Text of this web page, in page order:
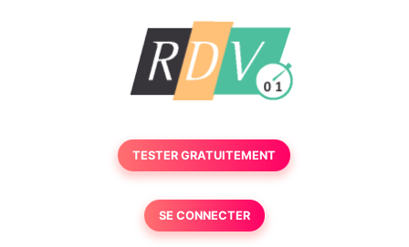
TESTER GRATUITEMENT
SE CONNECTER